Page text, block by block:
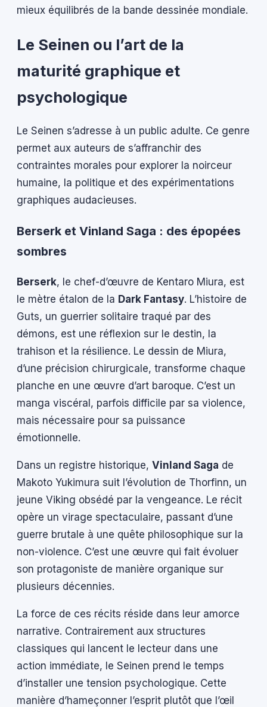
mieux équilibrés de la bande dessinée mondiale.
Le Seinen ou l’art de la
maturité graphique et
psychologique
Le Seinen s’adresse à un public adulte. Ce genre
permet aux auteurs de s’affranchir des
contraintes morales pour explorer la noirceur
humaine, la politique et des expérimentations
graphiques audacieuses.
Berserk et Vinland Saga : des épopées
sombres
Berserk, le chef-d’œuvre de Kentaro Miura, est
le mètre étalon de la Dark Fantasy. L’histoire de
Guts, un guerrier solitaire traqué par des
démons, est une réflexion sur le destin, la
trahison et la résilience. Le dessin de Miura,
d’une précision chirurgicale, transforme chaque
planche en une œuvre d’art baroque. C’est un
manga viscéral, parfois difficile par sa violence,
mais nécessaire pour sa puissance
émotionnelle.
Dans un registre historique, Vinland Saga de
Makoto Yukimura suit l’évolution de Thorfinn, un
jeune Viking obsédé par la vengeance. Le récit
opère un virage spectaculaire, passant d’une
guerre brutale à une quête philosophique sur la
non-violence. C’est une œuvre qui fait évoluer
son protagoniste de manière organique sur
plusieurs décennies.
La force de ces récits réside dans leur amorce
narrative. Contrairement aux structures
classiques qui lancent le lecteur dans une
action immédiate, le Seinen prend le temps
d’installer une tension psychologique. Cette
manière d’hameçonner l’esprit plutôt que l’œil